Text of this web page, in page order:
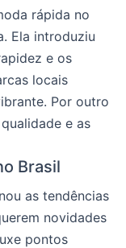
rápida no
Ela introduziu
e os
locais
Por outro
e as
Brasil
as tendências
novidades
pontos